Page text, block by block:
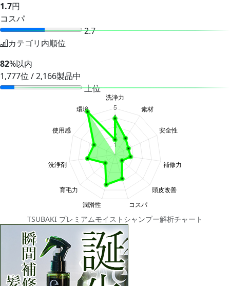
1.7円
コスパ
2.7
カテゴリ内順位
82%以内
1,777位 / 2,166製品中
上位
TSUBAKI プレミアムモイストシャンプー解析チャート